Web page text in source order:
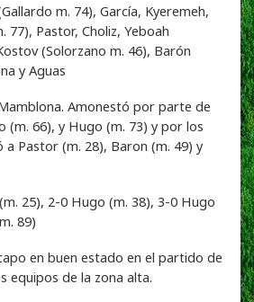
m. 74), García, Kyeremeh,
77), Pastor, Choliz, Yeboah
(Solorzano m. 46), Barón
y Aguas
Amonestó por parte de
(m. 66), y Hugo (m. 73) y por los
Pastor (m. 28), Baron (m. 49) y
25), 2-0 Hugo (m. 38), 3-0 Hugo
89)
en buen estado en el partido de
equipos de la zona alta.